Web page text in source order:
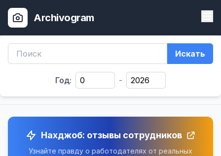
Archivogram
Искать
Год: -
Нахджоб: отзывы сотрудников
Узнайте правду о работодателях от реальных